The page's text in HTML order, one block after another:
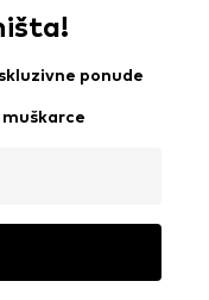
ponude
muškarce